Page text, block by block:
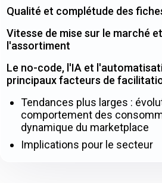
Qualité et complétude des
Vitesse de mise sur le marché
l'assortiment
Le no-code, l'IA et
principaux facteurs de
Tendances plus larges :
comportement des
dynamique du marketplace
Implications pour le secteur